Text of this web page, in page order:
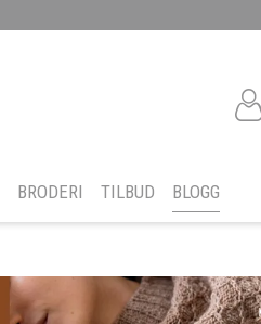
BRODERI TILBUD BLOGG